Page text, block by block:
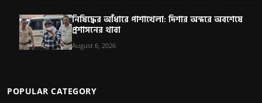
নিষিদ্ধের আঁধারে পাশাখেলা: দিশার অন্দরে অবশেষে
প্রশাসনের থাবা
August 6, 2026
POPULAR CATEGORY